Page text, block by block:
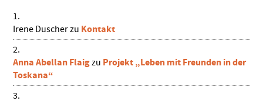
Irene Duscherzu Kontakt
Anna Abellan Flaigzu Projekt „Leben mit Freunden in der
Toskana“